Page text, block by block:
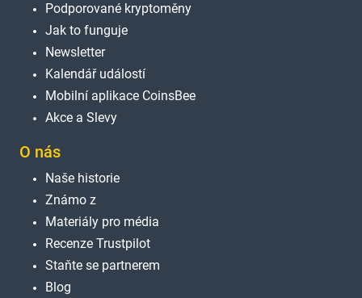
Podporované kryptoměny
Jak to funguje
Newsletter
Kalendář událostí
Mobilní aplikace CoinsBee
Akce a Slevy
O nás
Naše historie
Známo z
Materiály pro média
Recenze Trustpilot
Staňte se partnerem
Blog